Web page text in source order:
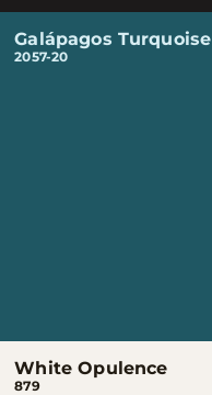
Galápagos Turquoise
2057-20
White Opulence
879